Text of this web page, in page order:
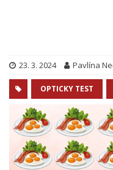
23. 3. 2024 Pavlína
OPTICKY TEST